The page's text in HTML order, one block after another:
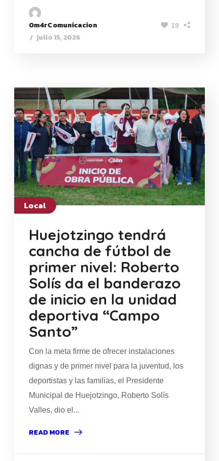
0m4rComunicacion
julio 15, 2026
19
Local
Huejotzingo tendrá
cancha de fútbol de
primer nivel: Roberto
Solís da el banderazo
de inicio en la unidad
deportiva “Campo
Santo”
Con la meta firme de ofrecer instalaciones
dignas y de primer nivel para la juventud, los
deportistas y las familias, el Presidente
Municipal de Huejotzingo, Roberto Solís
Valles, dio el...
READ MORE